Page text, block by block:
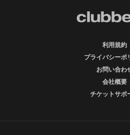
利用規約
プライバシーポ
お問い合わ
会社概要
チケットサポ